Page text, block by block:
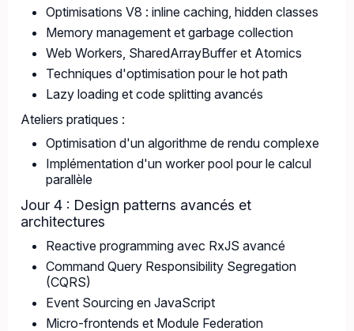
Optimisations V8 : inline caching, hidden classes
Memory management et garbage collection
Web Workers, SharedArrayBuffer et Atomics
Techniques d'optimisation pour le hot path
Lazy loading et code splitting avancés
Ateliers pratiques :
Optimisation d'un algorithme de rendu complexe
Implémentation d'un worker pool pour le calcul
parallèle
Jour 4 : Design patterns avancés et
architectures
Reactive programming avec RxJS avancé
Command Query Responsibility Segregation
(CQRS)
Event Sourcing en JavaScript
Micro-frontends et Module Federation